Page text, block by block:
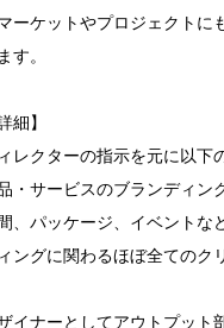
ーケットやプロジェクトに
す。
細】
レクターの指示を元に以下
・サービスのブランディン
、パッケージ、イベントな
ングに関わるほぼ全てのク
イナーとしてアウトプット